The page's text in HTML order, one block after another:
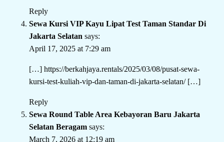
Reply
Sewa Kursi VIP Kayu Lipat Test Taman Standar Di
Jakarta Selatan says:
April 17, 2025 at 7:29 am
[…] https://berkahjaya.rentals/2025/03/08/pusat-sewa-
kursi-test-kuliah-vip-dan-taman-di-jakarta-selatan/[…]
Reply
Sewa Round Table Area Kebayoran Baru Jakarta
Selatan Beragam says:
March 7, 2026 at 12:19 am